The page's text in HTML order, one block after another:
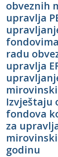
obveznih
upravlja
radu
upravlja
Izvještaju
fondova
za
godinu